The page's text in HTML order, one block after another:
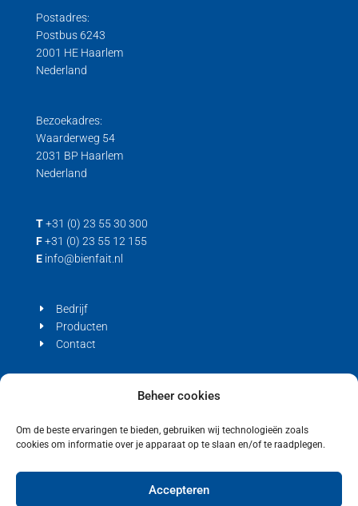
Beheer cookies
Om de beste ervaringen te bieden, gebruiken wij technologieën zoals
cookies om informatie over je apparaat op te slaan en/of te raadplegen.
Accepteren
Postadres:
Postbus 6243
2001 HE Haarlem
Nederland
Bezoekadres:
Waarderweg 54
2031 BP Haarlem
Nederland
T +31 (0) 23 55 30 300
F +31 (0) 23 55 12 155
E info@bienfait.nl
Bedrijf
Producten
Contact
Privacyverklaring